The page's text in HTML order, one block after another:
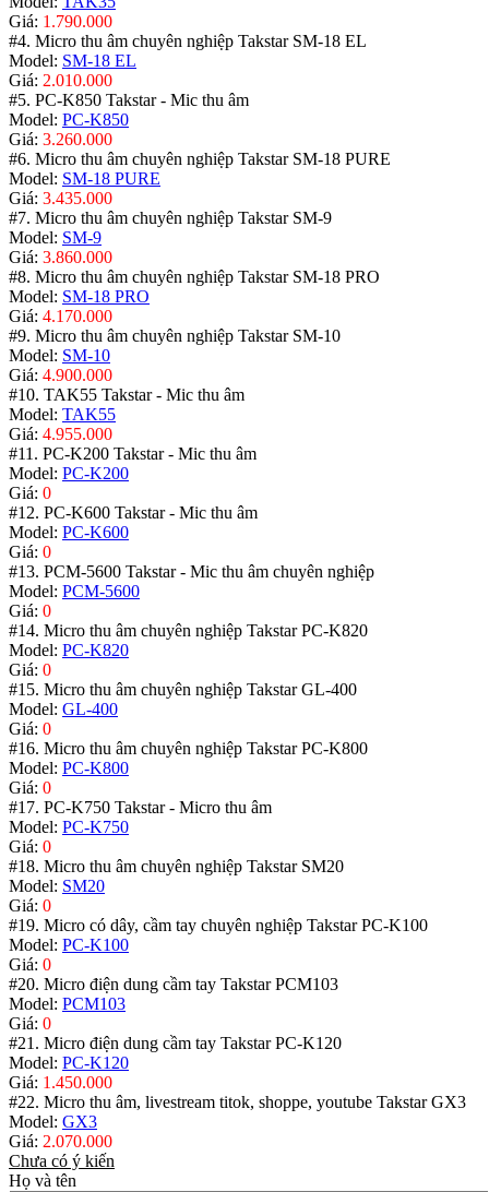
Giá: 1.790.000
#4. Micro thu âm chuyên nghiệp Takstar SM-18 EL
Model: SM-18 EL
Giá: 2.010.000
#5. PC-K850 Takstar - Mic thu âm
Model: PC-K850
Giá: 3.260.000
#6. Micro thu âm chuyên nghiệp Takstar SM-18 PURE
Model: SM-18 PURE
Giá: 3.435.000
#7. Micro thu âm chuyên nghiệp Takstar SM-9
Model: SM-9
Giá: 3.860.000
#8. Micro thu âm chuyên nghiệp Takstar SM-18 PRO
Model: SM-18 PRO
Giá: 4.170.000
#9. Micro thu âm chuyên nghiệp Takstar SM-10
Model: SM-10
Giá: 4.900.000
#10. TAK55 Takstar - Mic thu âm
Model: TAK55
Giá: 4.955.000
#11. PC-K200 Takstar - Mic thu âm
Model: PC-K200
Giá: 0
#12. PC-K600 Takstar - Mic thu âm
Model: PC-K600
Giá: 0
#13. PCM-5600 Takstar - Mic thu âm chuyên nghiệp
Model: PCM-5600
Giá: 0
#14. Micro thu âm chuyên nghiệp Takstar PC-K820
Model: PC-K820
Giá: 0
#15. Micro thu âm chuyên nghiệp Takstar GL-400
Model: GL-400
Giá: 0
#16. Micro thu âm chuyên nghiệp Takstar PC-K800
Model: PC-K800
Giá: 0
#17. PC-K750 Takstar - Micro thu âm
Model: PC-K750
Giá: 0
#18. Micro thu âm chuyên nghiệp Takstar SM20
Model: SM20
Giá: 0
#19. Micro có dây, cầm tay chuyên nghiệp Takstar PC-K100
Model: PC-K100
Giá: 0
#20. Micro điện dung cầm tay Takstar PCM103
Model: PCM103
Giá: 0
#21. Micro điện dung cầm tay Takstar PC-K120
Model: PC-K120
Giá: 1.450.000
#22. Micro thu âm, livestream titok, shoppe, youtube Takstar GX3
Model: GX3
Giá: 2.070.000
Chưa có ý kiến
Họ và tên